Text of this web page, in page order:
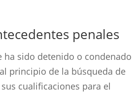
penales
sido detenido o condenado
principio de la búsqueda de
cualificaciones para el